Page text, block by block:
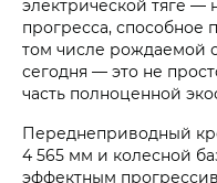
электрической тяге
прогресса, способное
том числе рождаемой
сегодня — это не
часть полноценной
Переднеприводный
4 565 мм и колесной
эффектным